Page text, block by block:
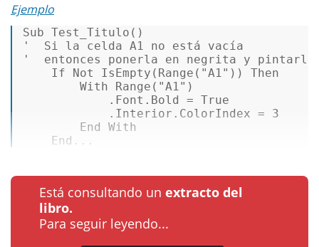
Ejemplo
Sub
'  Si la celda A1 no está vacía
'  entonces ponerla en negrita y
If
Not IsEmpty(Range( "A1" )) Then
With Range( "A1" )
.Font.Bold = True
.Interior.ColorIndex = 3
End
With
End ...
Está consultando un extracto del
libro.
Para seguir leyendo...